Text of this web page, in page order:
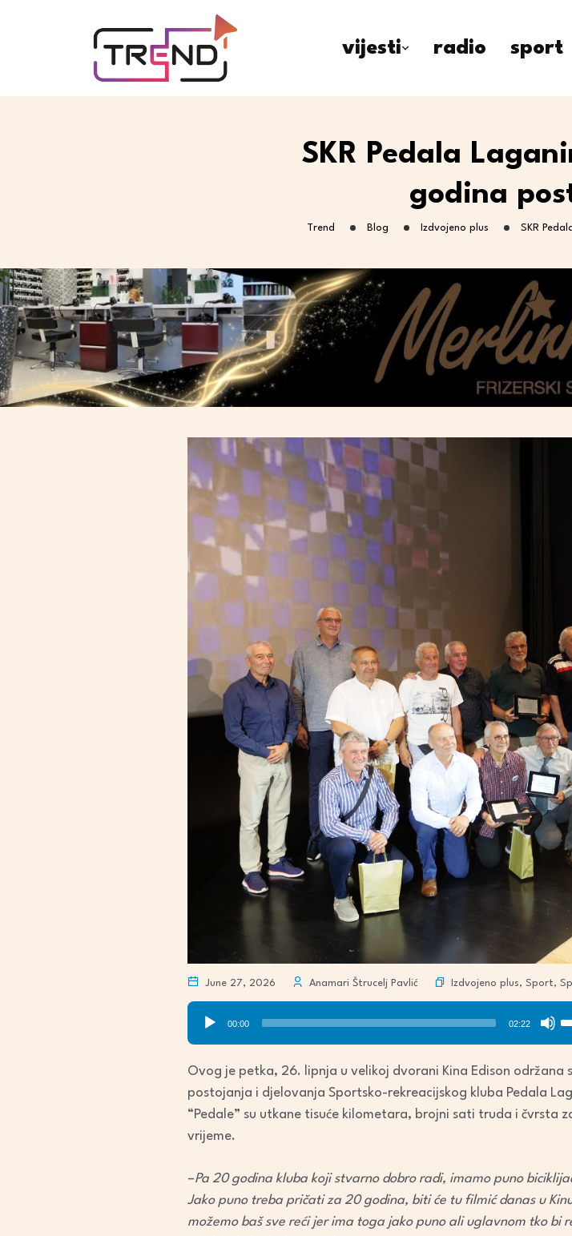
vijesti radio sport
SKR Pedala
godina
Trend Blog Izdvojeno plus SKR
June 27, 2026 Anamari Štrucelj Pavlić Izdvojeno plus, Sport,
Audio
Player
00:00 02:22
to
Ovog je petka, 26. lipnja u velikoj dvorani Kina Edison održana
postojanja i djelovanja Sportsko-rekreacijskog kluba Pedala
“Pedale” su utkane tisuće kilometara, brojni sati truda i čvrsta
vrijeme.
–Pa 20 godina kluba koji stvarno dobro radi, imamo puno
Jako puno treba pričati za 20 godina, biti će tu filmić danas u
možemo baš sve reći jer ima toga jako puno ali uglavnom tko bi